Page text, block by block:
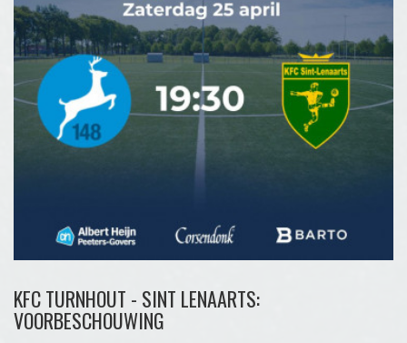
KFC TURNHOUT - SINT LENAARTS:
VOORBESCHOUWING